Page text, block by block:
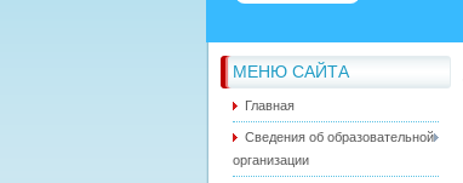
МЕНЮ САЙТА
Главная
Сведения об образовательной
организации